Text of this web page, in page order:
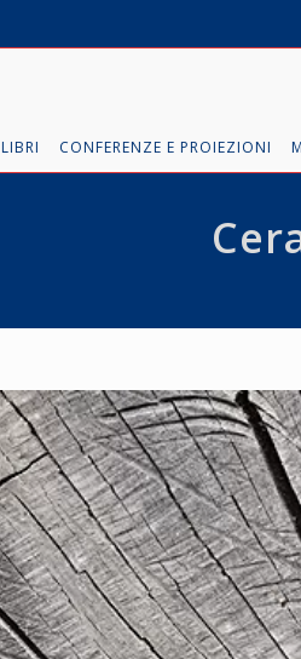
LIBRI CONFERENZE E PROIEZIONI